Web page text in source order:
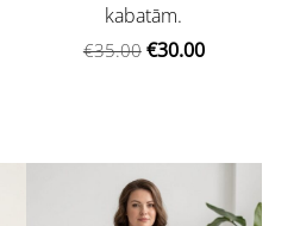
kabatām.
€35.00 €30.00